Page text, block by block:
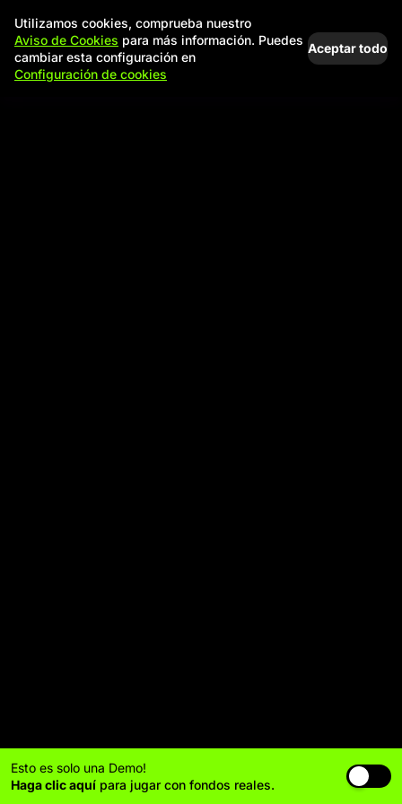
Esto es solo una Demo!
Haga clic aquí para jugar con fondos reales.
Utilizamos cookies, comprueba nuestro
Aviso de Cookies para más información. Puedes
cambiar esta configuración en
Configuración de cookies
Aceptar todo